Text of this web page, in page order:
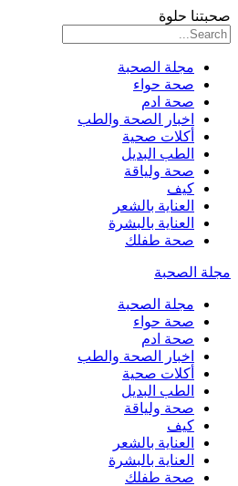
صحبتنا حلوة
مجلة الصحبة
صحة حواء
صحة ادم
اخبار الصحة والطب
أكلات صحية
الطب البديل
صحة ولياقة
كيف
العناية بالشعر
العناية بالبشرة
صحة طفلك
مجلة الصحبة
مجلة الصحبة
صحة حواء
صحة ادم
اخبار الصحة والطب
أكلات صحية
الطب البديل
صحة ولياقة
كيف
العناية بالشعر
العناية بالبشرة
صحة طفلك